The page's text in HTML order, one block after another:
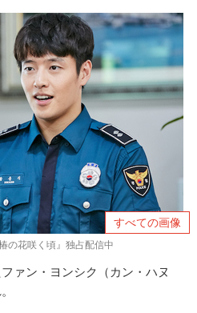
すべての画像
の花咲く頃』独占配信中
ァン・ヨンシク（カン・ハヌ